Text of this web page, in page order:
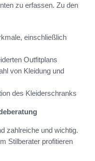
zu erfassen. Zu den
einschließlich
Outfitplans
von Kleidung und
des Kleiderschranks
zahlreiche und wichtig.
Stilberater profitieren